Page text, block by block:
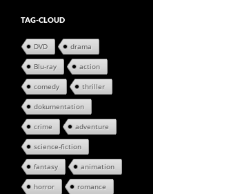
TAG-CLOUD
DVD drama
Blu-ray action
comedy thriller
dokumentation
crime adventure
science-fiction
fantasy animation
horror romance